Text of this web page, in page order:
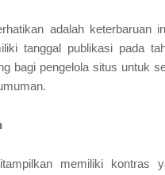
adalah keterbaruan
tanggal publikasi pada
bagi pengelola situs untuk
memiliki kontras